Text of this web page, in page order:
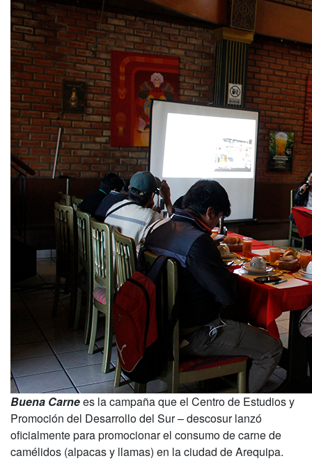
Buena Carnees la campaña que el Centro de Estudios y
Promoción del Desarrollo del Sur – descosur lanzó
oficialmente para promocionar el consumo de carne de
camélidos (alpacas y llamas) en la ciudad de Arequipa.